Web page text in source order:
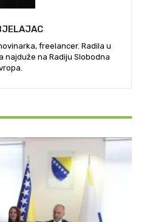
freelancer. Radila u
najduže na Radiju Slobodna